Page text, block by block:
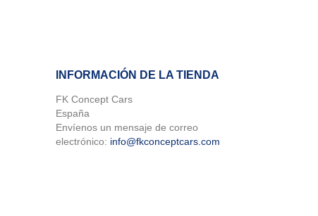
INFORMACIÓN DE LA TIENDA
FK Concept Cars
España
Envíenos un mensaje de correo
electrónico: info@fkconceptcars.com